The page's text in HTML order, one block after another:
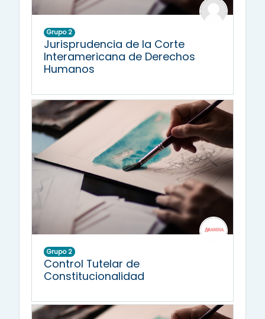
Grupo 2
Jurisprudencia de la Corte
Interamericana de Derechos
Humanos
Grupo 2
Control Tutelar de
Constitucionalidad